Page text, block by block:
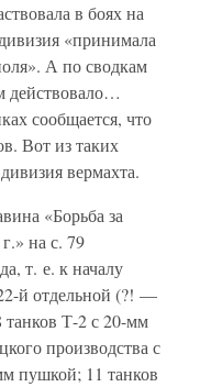
в боях на
«принимала
А по сводкам
действовало…
сообщается, что
Вот из таких
вермахта.
«Борьба за
на с. 79
т. е. к началу
й отдельной (?! —
танков Т-2 с 20-мм
производства с
пушкой; 11 танков